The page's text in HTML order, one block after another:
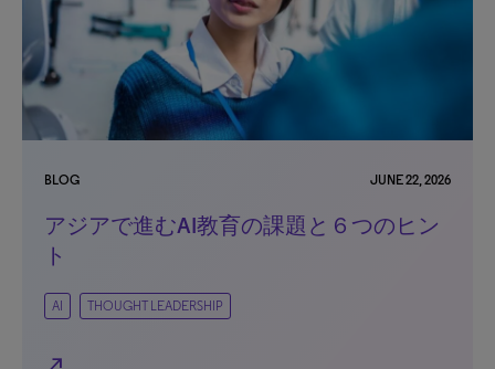
BLOG JUNE 22, 2026
アジアで進むAI教育の課題と６つのヒン
ト
AI THOUGHT LEADERSHIP